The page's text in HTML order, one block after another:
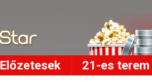
Előzetesek 21-es terem